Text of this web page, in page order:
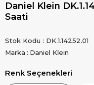
Daniel Klein
Saati
Stok Kodu
DK.1.14252.01
Marka : Daniel Klein
Renk Seçenekleri